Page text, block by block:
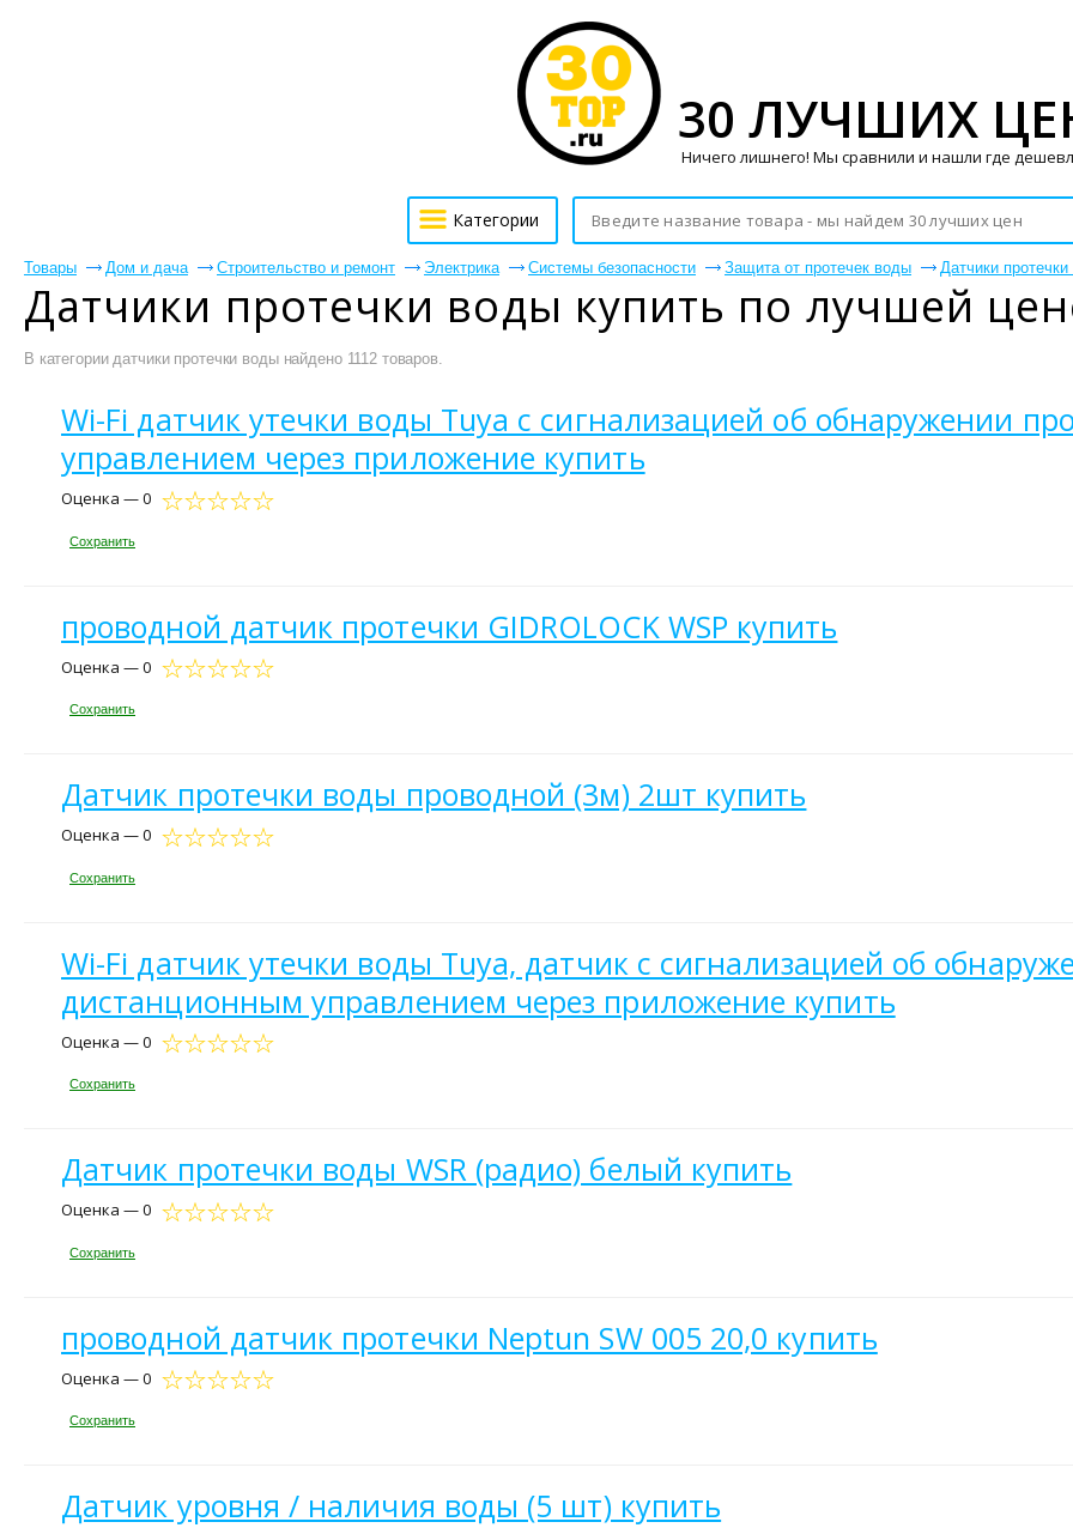
Товары Дом и дача Строительство и ремонт Электрика Системы безопасности Защита от протечек воды Датчики
Датчики протечки воды купить по лучшей
В категории датчики протечки воды найдено 1112 товаров.
Wi-Fi датчик утечки воды Tuya с сигнализацией об обнаружении
управлением через приложение купить
Оценка — 0
Сохранить
проводной датчик протечки GIDROLOCK WSP купить
Оценка — 0
Сохранить
Датчик протечки воды проводной (3м) 2шт купить
Оценка — 0
Сохранить
Wi-Fi датчик утечки воды Tuya, датчик с сигнализацией об
дистанционным управлением через приложение купить
Оценка — 0
Сохранить
Датчик протечки воды WSR (радио) белый купить
Оценка — 0
Сохранить
проводной датчик протечки Neptun SW 005 20,0 купить
Оценка — 0
Сохранить
Датчик уровня / наличия воды (5 шт) купить
30 ЛУЧШИХ
Ничего лишнего! Мы сравнили и нашли где
Категории